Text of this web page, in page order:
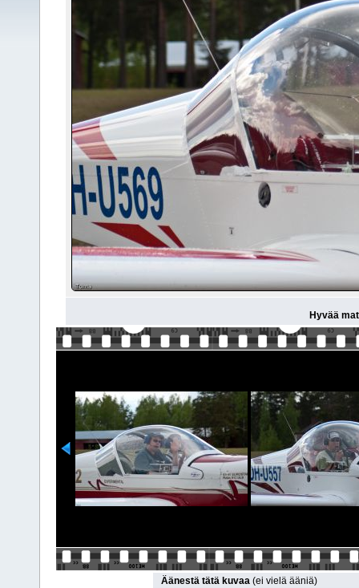
Hyvää
Äänestä tätä kuvaa (ei vielä ääniä)